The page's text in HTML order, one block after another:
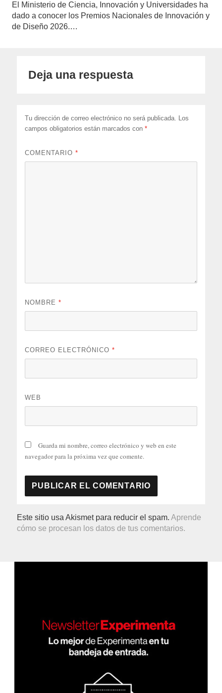
El Ministerio de Ciencia, Innovación y Universidades ha
dado a conocer los Premios Nacionales de Innovación y
de Diseño 2026.…
Deja una respuesta
Tu dirección de correo electrónico no será publicada.
Los
campos obligatorios están marcados con*
COMENTARIO*
NOMBRE*
CORREO ELECTRÓNICO*
WEB
Guarda mi nombre, correo electrónico y web en este
navegador para la próxima vez que comente.
Este sitio usa Akismet para reducir el spam.Aprende
cómo se procesan los datos de tus comentarios.